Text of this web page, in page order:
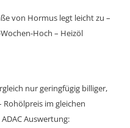
von Hormus legt leicht zu –
Hoch – Heizöl
nur geringfügig billiger,
Rohölpreis im gleichen
Auswertung: